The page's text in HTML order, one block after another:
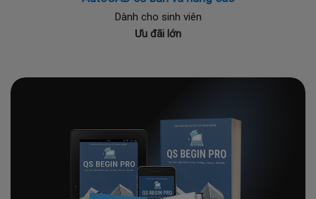
Dành cho sinh viên
Ưu đãi lớn